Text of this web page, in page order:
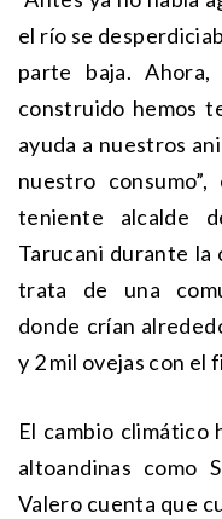
el río se
parte baja.
construido hemos
ayuda a nuestros
nuestro
teniente alcalde
Tarucani durante la
trata de una
donde crían
y 2 mil ovejas con el
El cambio climático
altoandinas como
Valero cuenta que